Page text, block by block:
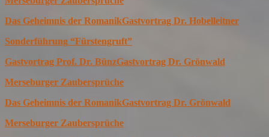
Das Geheimnis der RomanikGastvortrag Dr. Hobelleitner
Sonderführung “Fürstengruft”
Gastvortrag Prof. Dr. BünzGastvortrag Dr. Grönwald
Merseburger Zaubersprüche
Das Geheimnis der RomanikGastvortrag Dr. Grönwald
Merseburger Zaubersprüche